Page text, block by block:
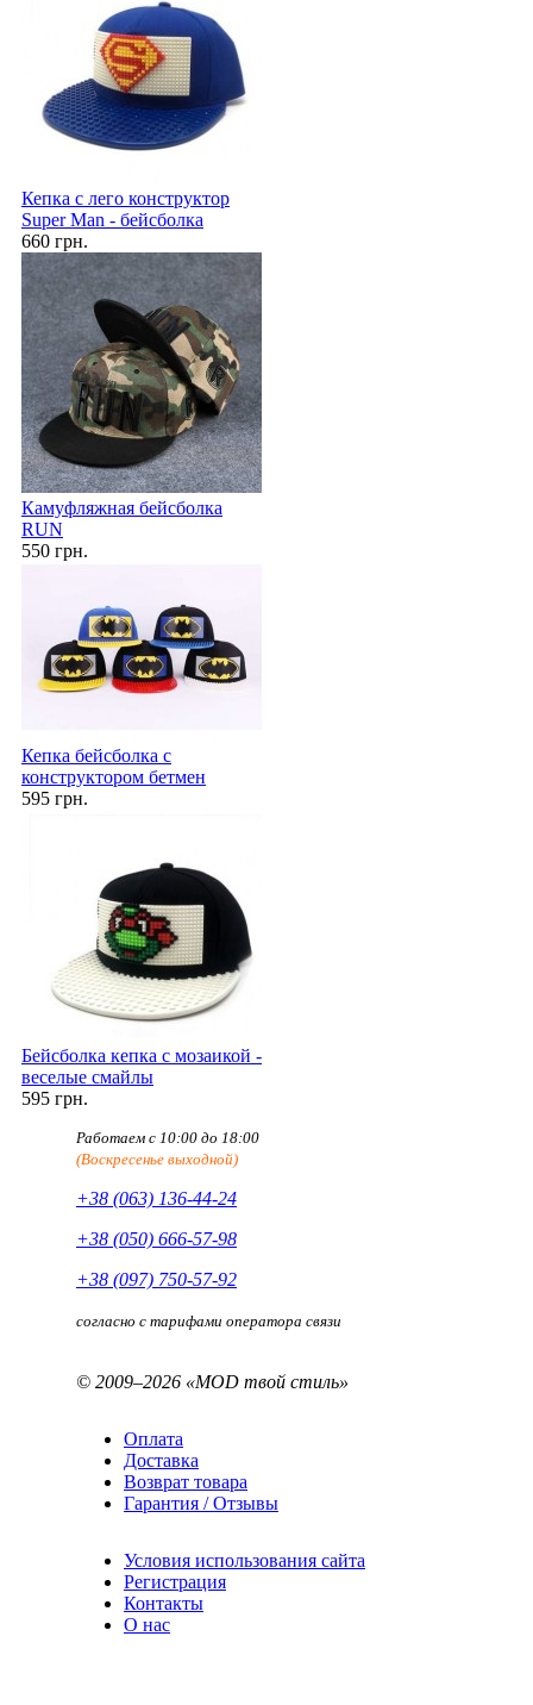
Кепка с лего конструктор
Super Man - бейсболка
660 грн.
Камуфляжная бейсболка
RUN
550 грн.
Кепка бейсболка с
конструктором бетмен
595 грн.
Бейсболка кепка с мозаикой -
веселые смайлы
595 грн.
Работаем с 10:00 до 18:00
(Воскресенье выходной)
+38 (063) 136-44-24
+38 (050) 666-57-98
+38 (097) 750-57-92
согласно с тарифами оператора связи
© 2009–2026 «MOD твой стиль»
Оплата
Доставка
Возврат товара
Гарантия / Отзывы
Условия использования сайта
Регистрация
Контакты
О нас